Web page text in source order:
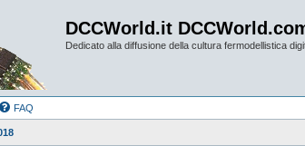
DCCWorld.it
Dedicato alla diffusione della cultura fermodellistica
FAQ